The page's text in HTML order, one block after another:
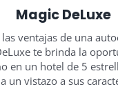
Magic DeLuxe
ventajas de una
te brinda la
en un hotel de 5
un vistazo a sus